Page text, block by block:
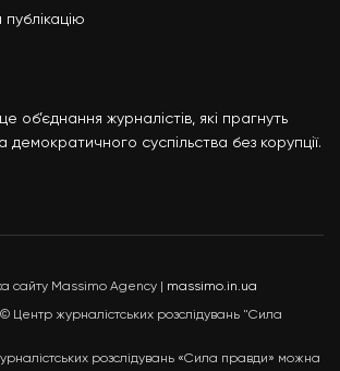
об’єднання журналістів, які прагнуть
демократичного суспільства без корупції.
сайту Massimo Agency | massimo.in.ua
Центр журналістських розслідувань "Сила
розслідувань «Сила правди» можна